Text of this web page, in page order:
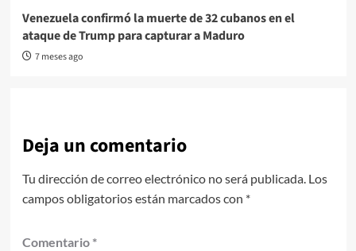
Venezuela confirmó la muerte de 32 cubanos en el
ataque de Trump para capturar a Maduro
7 meses ago
Deja un comentario
Tu dirección de correo electrónico no será publicada. Los
campos obligatorios están marcados con *
Comentario *